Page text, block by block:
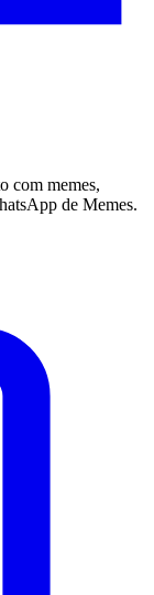
com memes,
de Memes.